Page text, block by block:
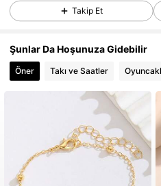
4,83 76 Takipçiler
4,83 76 Takipçiler
4,83 76 Takipçiler
4,83 76 Takipçiler
76 Takipçiler
4,83 76 Takipçiler
76 Takipçiler
Takip Et
Şunlar Da Hoşunuza Gidebilir
Öner Takı ve Saatler